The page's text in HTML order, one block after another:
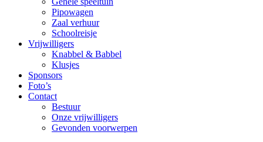
Pipowagen
Zaal verhuur
Schoolreisje
Vrijwilligers
Knabbel & Babbel
Klusjes
Sponsors
Foto’s
Contact
Bestuur
Onze vrijwilligers
Gevonden voorwerpen